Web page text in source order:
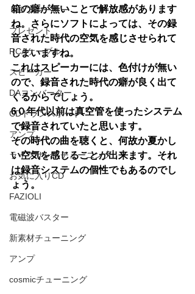
ＣＤプレーヤー
プレゼント
RCAケーブル
スピーカー
DAコンバーター
CDトランスポート
アンプ
ライフサンドチューニング
お気に入りCD
FAZIOLI
電磁波バスター
新素材チューニング
アンプ
cosmicチューニング
箱の癖が無いことで解放感があります
ね。さらにソフトによっては、その録
音された時代の空気を感じさせられて
しまいますね。
これはスピーカーには、色付けが無い
ので、録音された時代の癖が良く出て
くるからでしょう。
6０年代以前は真空管を使ったシステム
で録音されていたと思います。
その時代の曲を聴くと、何故か夏かし
い空気を感じることが出来ます。それ
は録音システムの個性でもあるのでし
ょう。